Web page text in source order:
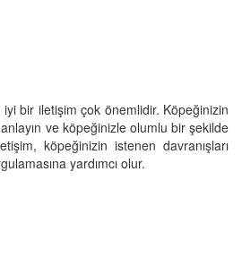
bir iletişim çok önemlidir. Köpeğinizin
ve köpeğinizle olumlu bir şekilde
köpeğinizin istenen davranışları
yardımcı olur.